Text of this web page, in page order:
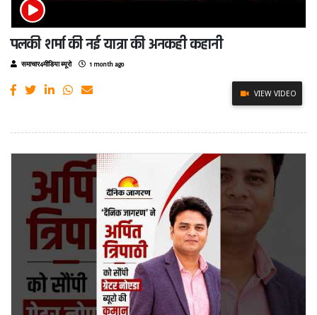
पलकी शर्मा की नई यात्रा की अनकही कहानी
समाचार4मीडिया ब्यूरो 1 month ago
VIEW VIDEO